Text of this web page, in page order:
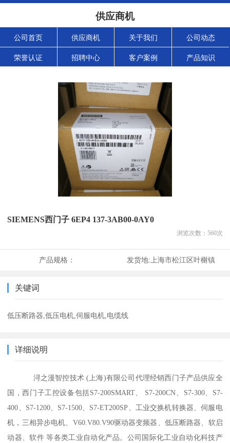
供应商机
公司首页 供应商机 关于我们 公司动态
荣誉认证 招聘中心 客户案例 产品知识
SIEMENS西门子 6EP4 137-3AB00-0AY0
浏览次数： 560次
产品规格： 发货地: 上海市松江区叶榭镇
关键词
低压断路器,低压电机,伺服电机,电缆线
详细说明
浔之漫智控技术 (上海)有限公司代理经销西门子产品供应全
国，西门子工控设备包括S7-200SMART、 S7-200CN、S7-300、S7-
400、S7-1200、S7-1500、S7-ET200SP、工业交换机转换器、伺服电
机，三相异步电机、V60.V80.V90驱动器变频器、低压断路器、软启
动器、软件 等各类工业自动化产品。公司国际化工业自动化科技产